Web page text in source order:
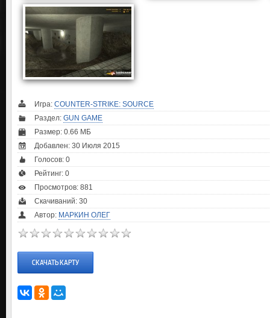
Игра: COUNTER-STRIKE: SOURCE
Раздел: GUN GAME
Размер: 0.66 МБ
Добавлен: 30 Июля 2015
Голосов: 0
Рейтинг: 0
Просмотров: 881
Скачиваний: 30
Автор: МАРКИН ОЛЕГ
СКАЧАТЬ КАРТУ